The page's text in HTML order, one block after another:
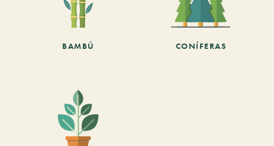
BAMBÚ CONÍFERAS